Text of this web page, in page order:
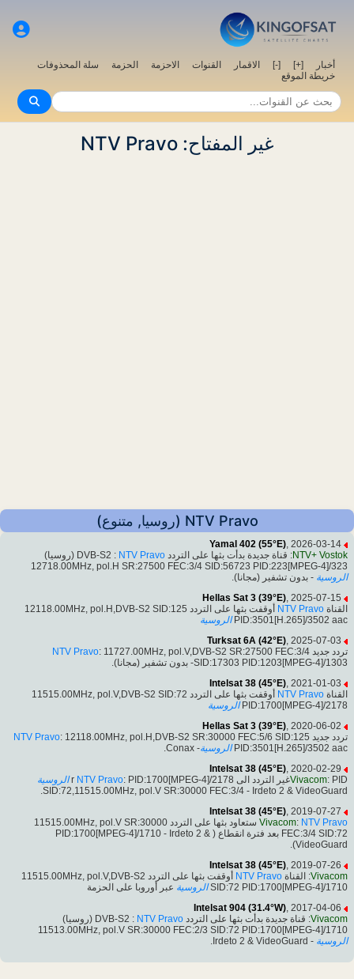
أخبار [+]
[-] الاقمار القنوات الاحزمة الحزمة
سلة المحذوفات
خريطة الموقع
غير المفتاح: NTV Pravo
NTV Pravo (روسيا, متنوع)
Yamal 402 (55°E), 2026-03-14
NTV+ Vostok: قناة جديدة بدأت بثها على التردد DVB-S2 : NTV Pravo
(روسيا)
12718.00MHz, pol.H SR:27500 FEC:3/4 SID:56723 PID:223[MPEG-4]/323
الروسية - بدون تشفير (مجانا).
Hellas Sat 3 (39°E), 2025-07-15
القناة NTV Pravo
أوقفت بثها على التردد 12118.00MHz, pol.H,DVB-S2 SID:125
PID:3501[H.265]/3502 aac الروسية
Turksat 6A (42°E), 2025-07-03
تردد جديد
NTV Pravo: 11727.00MHz, pol.V,DVB-S2 SR:27500 FEC:3/4
SID:17303 PID:1203[MPEG-4]/1303- بدون تشفير (مجانا).
Intelsat 38 (45°E), 2021-01-03
القناة NTV Pravo
أوقفت بثها على التردد 11515.00MHz, pol.V,DVB-S2 SID:72
PID:1700[MPEG-4]/2178 الروسية
Hellas Sat 3 (39°E), 2020-06-02
تردد جديد
NTV Pravo: 12118.00MHz, pol.H,DVB-S2 SR:30000 FEC:5/6 SID:125
PID:3501[H.265]/3502 aac الروسية- Conax.
Intelsat 38 (45°E), 2020-02-29
Vivacom: PIDغير التردد الى r NTV Pravo: PID:1700[MPEG-4]/2178
الروسية
SID:72,11515.00MHz, pol.V SR:30000 FEC:3/4 - Irdeto 2 & VideoGuard.
Intelsat 38 (45°E), 2019-07-27
Vivacom: NTV Pravo
ستعاود بثها على التردد 11515.00MHz, pol.V SR:30000
FEC:3/4 SID:72 بعد فترة انقطاع ( PID:1700[MPEG-4]/1710 - Irdeto 2 &
VideoGuard).
Intelsat 38 (45°E), 2019-07-26
Vivacom: القناة NTV Pravo
أوقفت بثها على التردد 11515.00MHz, pol.V,DVB-S2
SID:72 PID:1700[MPEG-4]/1710 الروسية عبر أوروبا على الحزمة
Intelsat 904 (31.4°W), 2017-04-06
Vivacom: قناة جديدة بدأت بثها على التردد DVB-S2 : NTV Pravo
(روسيا)
11513.00MHz, pol.V SR:30000 FEC:2/3 SID:72 PID:1700[MPEG-4]/1710
الروسية - Irdeto 2 & VideoGuard.